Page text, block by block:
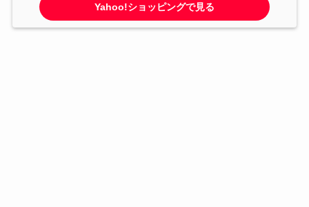
Yahoo!ショッピングで見る